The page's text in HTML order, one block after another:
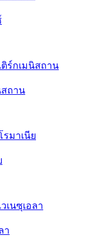
สถาน
า